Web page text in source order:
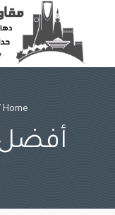
content
Home